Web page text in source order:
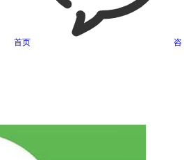
首页
咨